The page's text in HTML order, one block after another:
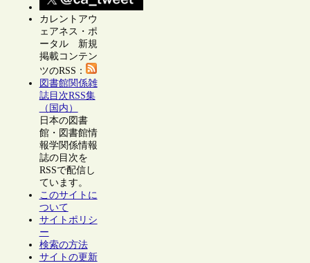
カレントアウ
ェアネス・ポ
ータル 新規
掲載コンテン
ツのRSS：
図書館関係雑
誌目次RSS集
（国内）
日本の図書
館・図書館情
報学関係情報
誌の目次を
RSSで配信し
ています。
このサイトに
ついて
サイトポリシ
ー
検索の方法
サイトの更新